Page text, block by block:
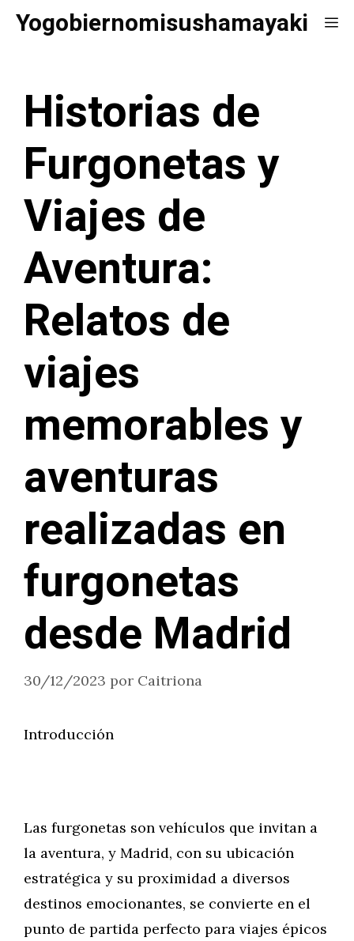
SaltarYogobiernomisushamayaki
Historias de
Furgonetas y
Viajes de
Aventura:
Relatos de
viajes
memorables y
aventuras
realizadas en
furgonetas
desde Madrid
30/12/2023 por Caitriona
Introducción
Las furgonetas son vehículos que invitan a
la aventura, y Madrid, con su ubicación
estratégica y su proximidad a diversos
destinos emocionantes, se convierte en el
punto de partida perfecto para viajes épicos